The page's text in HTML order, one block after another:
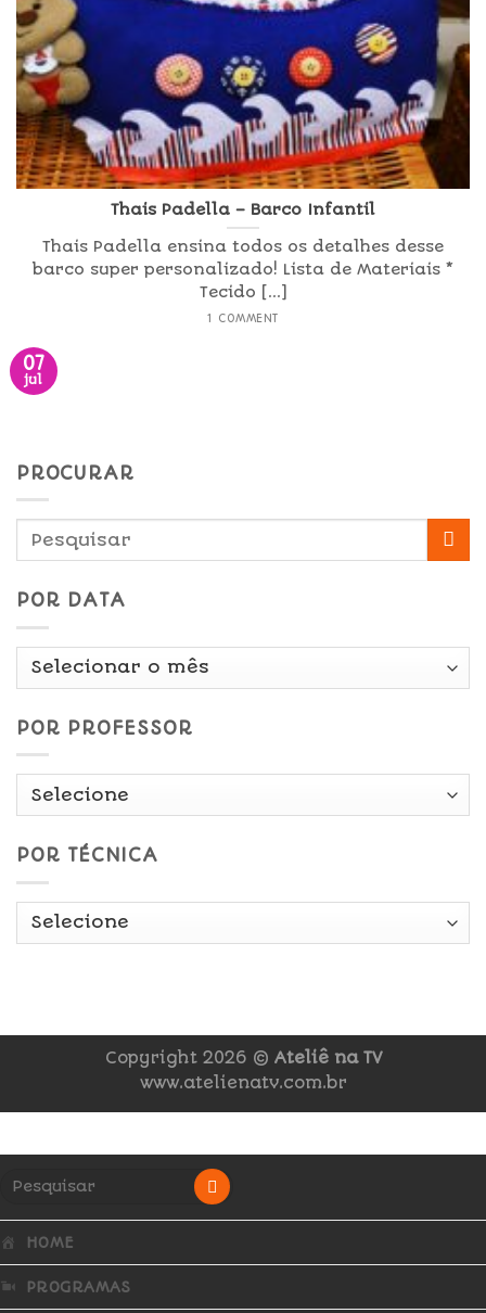
Thais Padella – Barco Infantil
Thais Padella ensina todos os detalhes desse
barco super personalizado! Lista de Materiais *
Tecido [...]
1 COMMENT
07
jul
PROCURAR
POR DATA
Por
POR PROFESSOR
POR TÉCNICA
Copyright 2026 © Ateliê na TV
www.atelienatv.com.br
HOME
PROGRAMAS